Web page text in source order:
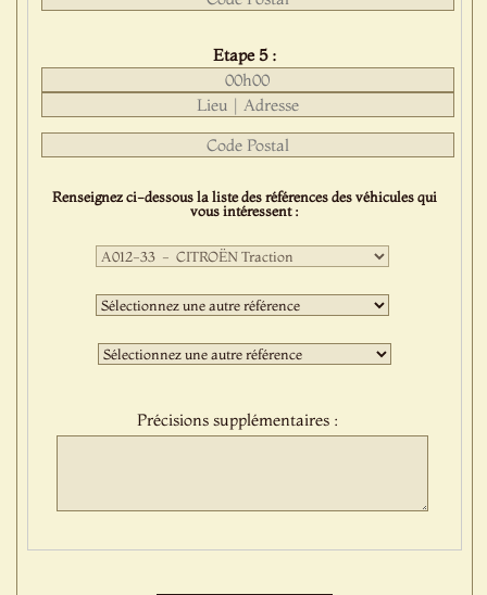
Etape 5 :
Renseignez ci-dessous la liste des références des véhicules qui
vous intéressent :
Première
sélection
:Deuxième
sélection
:Troisième
sélection
Précisions supplémentaires :